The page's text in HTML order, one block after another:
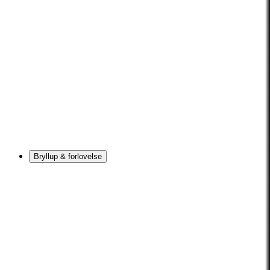
Bryllup & forlovelse